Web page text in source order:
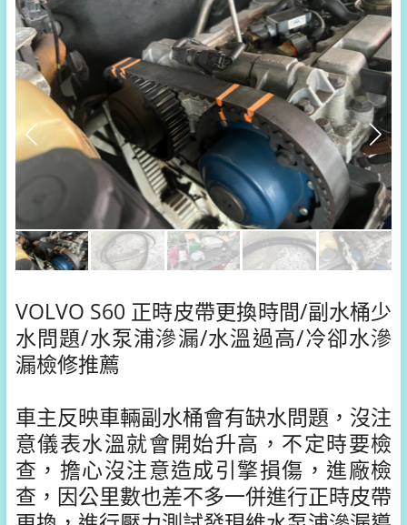
VOLVO S60 正時皮帶更換時間/副水桶少
水問題/水泵浦滲漏/水溫過高/冷卻水滲
漏檢修推薦
車主反映車輛副水桶會有缺水問題，沒注
意儀表水溫就會開始升高，不定時要檢
查，擔心沒注意造成引擎損傷，進廠檢
查，因公里數也差不多一併進行正時皮帶